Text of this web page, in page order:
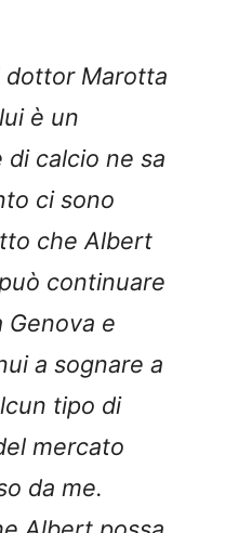
dottor Marotta
è un
calcio ne sa
ci sono
che Albert
continuare
Genova e
a sognare a
tipo di
mercato
da me.